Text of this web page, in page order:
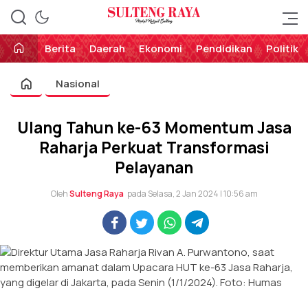
Sulteng Raya
Perekat Rakyat Sulteng
Berita
Daerah Ekonomi Pendidikan Politik
Nasional
Ulang Tahun ke-63 Momentum Jasa
Raharja Perkuat Transformasi
Pelayanan
OlehSulteng Raya pada Selasa, 2 Jan 2024 | 10:56 am